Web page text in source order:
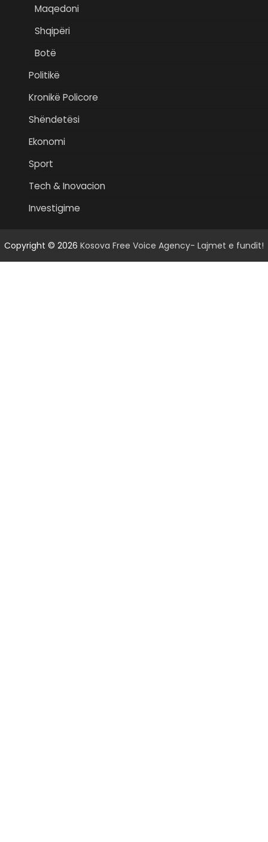
Maqedoni
Shqipëri
Botë
Politikë
Kronikë Policore
Shëndetësi
Ekonomi
Sport
Tech & Inovacion
Investigime